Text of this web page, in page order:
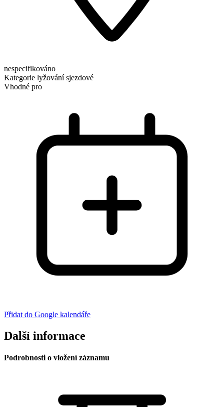
nespecifikováno
Kategorie lyžování sjezdové
Vhodné pro
Přidat do Google kalendáře
Další informace
Podrobnosti o vložení záznamu